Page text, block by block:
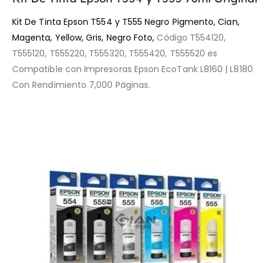
Kit De Tinta Epson T554 y T555 Negro Pigmento, Cian,
Magenta, Yellow, Gris, Negro Foto, Código T554120,
T555120, T555220, T555320, T555420, T555520 es
Compatible con Impresoras Epson EcoTank L8160 | L8180
Con Rendimiento 7,000 Páginas.